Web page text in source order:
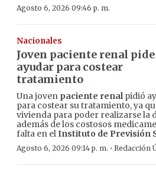
Agosto 6, 2026 09:46 p. m.
Nacionales
Joven paciente renal pide
ayudar para costear
tratamiento
Una joven paciente renalpidió
para costear su tratamiento, ya
vivienda para poder realizarse la
además de los costosos
falta en elInstituto de Previsión
Agosto 6, 2026 09:14 p. m. · Redacción